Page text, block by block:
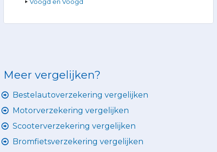
Meer vergelijken?
Bestelautoverzekering vergelijken
Motorverzekering vergelijken
Scooterverzekering vergelijken
Bromfietsverzekering vergelijken